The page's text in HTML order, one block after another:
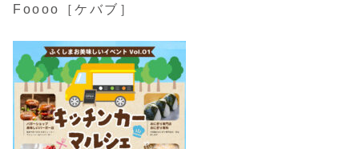
Foooo［ケバブ］